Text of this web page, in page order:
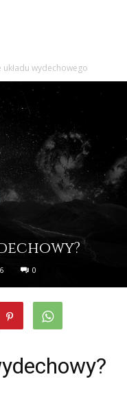
układu wydechowego
0